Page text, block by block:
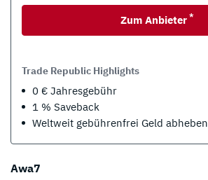
Zum Anbieter *
Trade Republic Highlights
0 € Jahresgebühr
1 % Saveback
Weltweit gebührenfrei Geld abheben
Awa7